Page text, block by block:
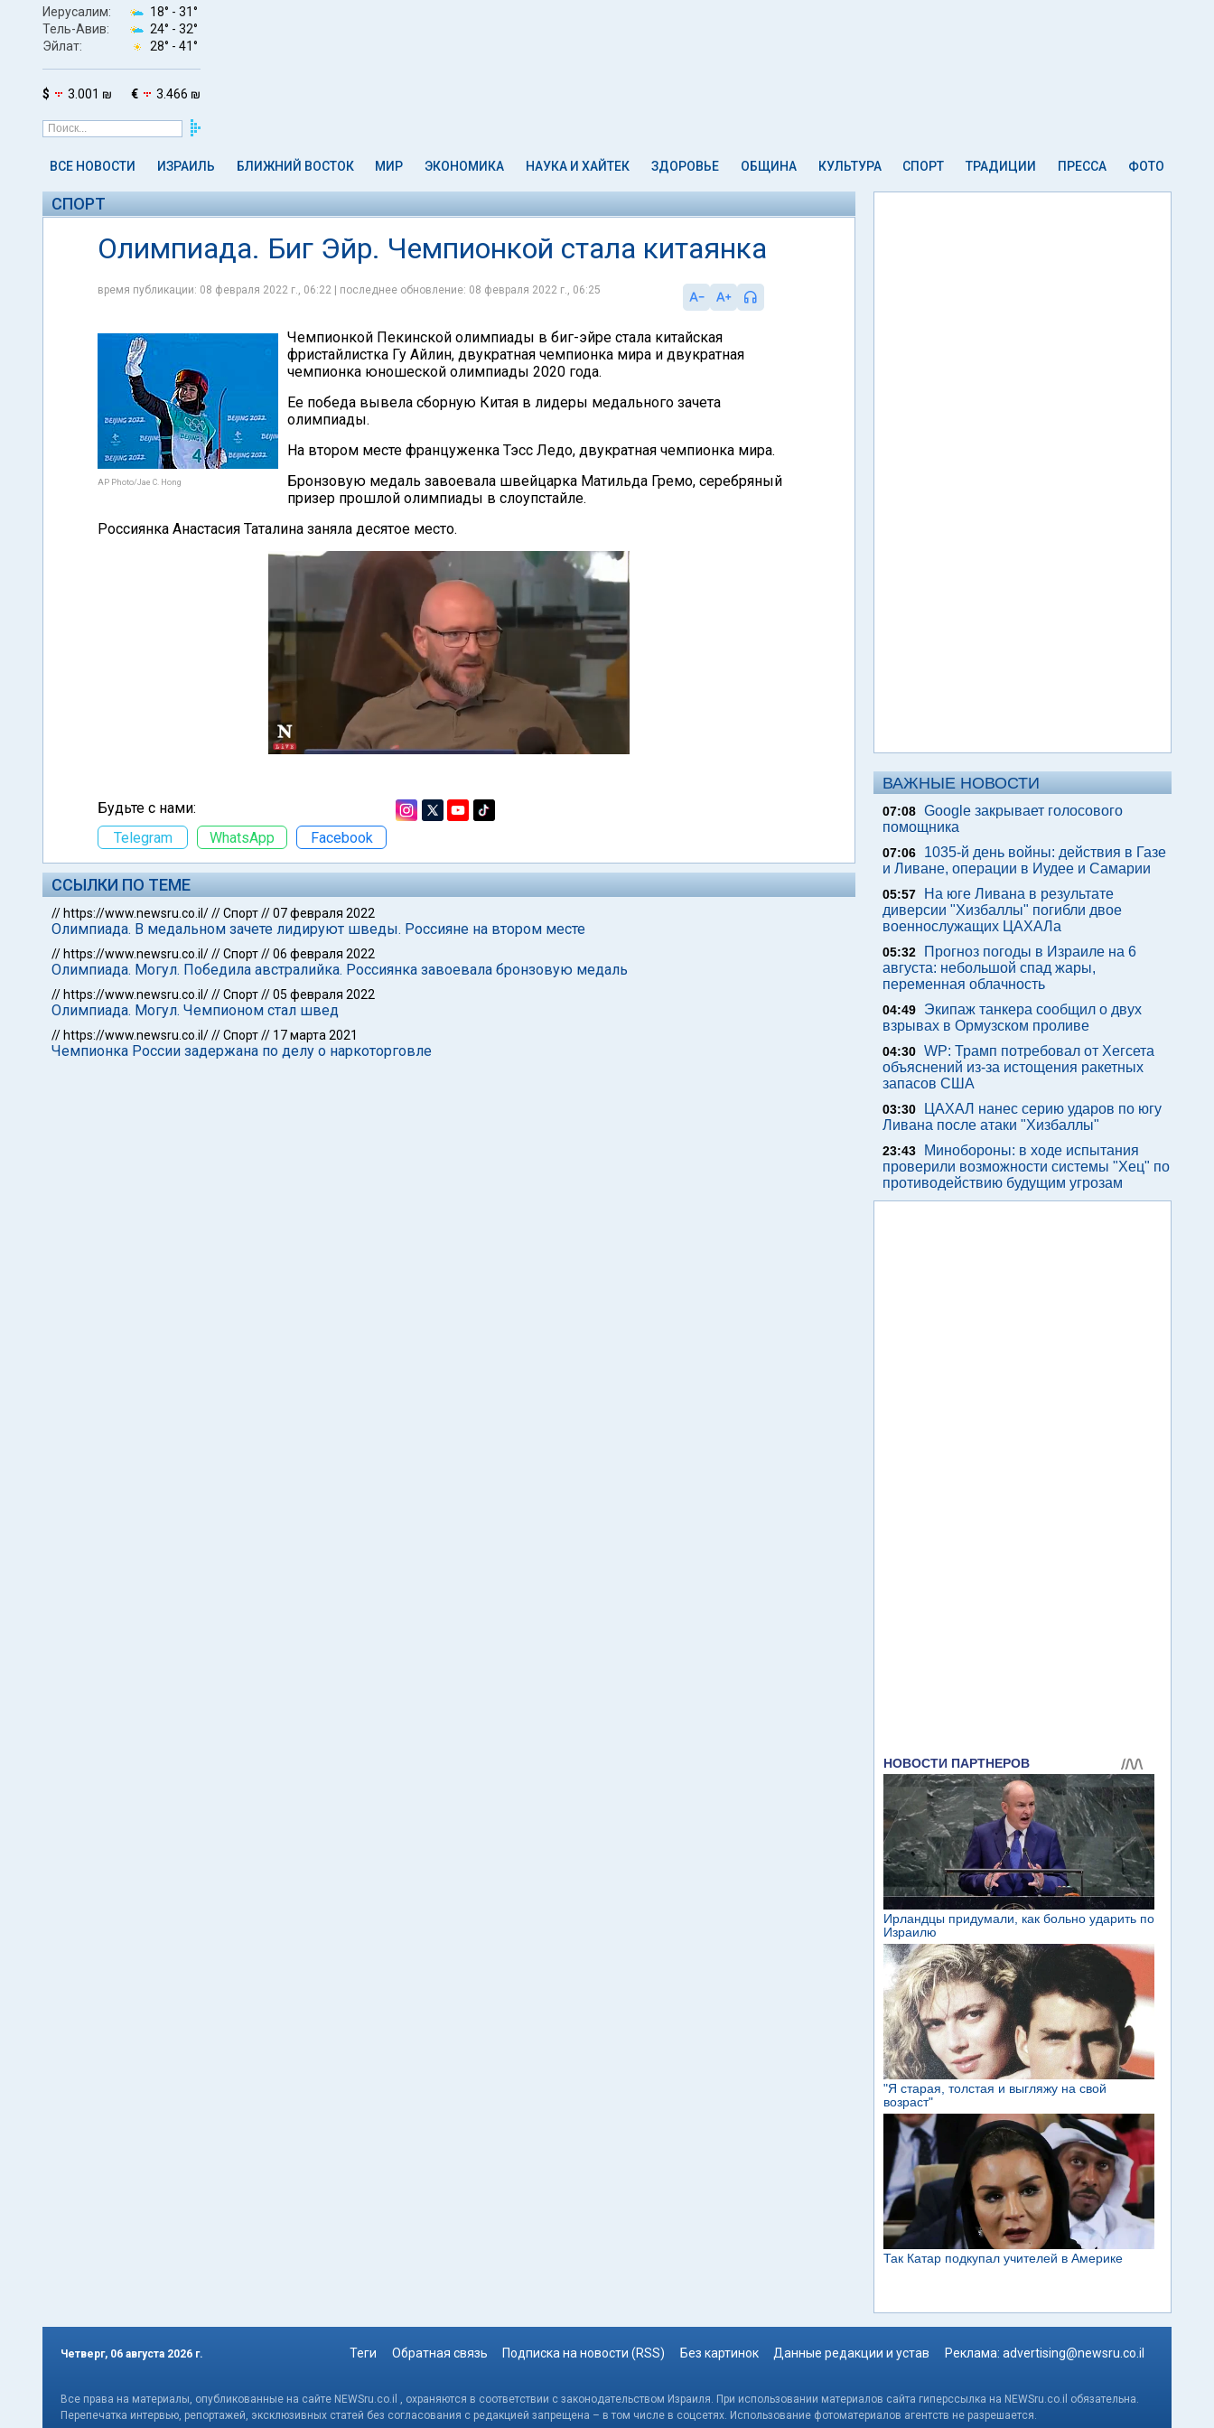
Иерусалим: 18° - 31°
Тель-Авив:
24° - 32°
Эйлат:
28° - 41°
$ 3.001 ₪ € 3.466 ₪
ВСЕ НОВОСТИ ИЗРАИЛЬ БЛИЖНИЙ ВОСТОК МИР ЭКОНОМИКА НАУКА И ХАЙТЕК ЗДОРОВЬЕ ОБЩИНА КУЛЬТУРА СПОРТ ТРАДИЦИИ ПРЕССА ФОТО
СПОРТ
Олимпиада. Биг Эйр. Чемпионкой стала китаянка
время публикации: 08 февраля 2022 г., 06:22 | последнее обновление: 08 февраля 2022 г., 06:25
AP Photo/Jae C. Hong
Чемпионкой Пекинской олимпиады в биг-эйре стала китайская
фристайлистка Гу Айлин, двукратная чемпионка мира и двукратная
чемпионка юношеской олимпиады 2020 года.
Ее победа вывела сборную Китая в лидеры медального зачета
олимпиады.
На втором месте француженка Тэсс Ледо, двукратная чемпионка мира.
Бронзовую медаль завоевала швейцарка Матильда Гремо, серебряный
призер прошлой олимпиады в слоупстайле.
Россиянка Анастасия Таталина заняла десятое место.
Будьте с нами:
Telegram
WhatsApp Facebook
ССЫЛКИ ПО ТЕМЕ
// https://www.newsru.co.il///Спорт//07 февраля 2022
Олимпиада. В медальном зачете лидируют шведы. Россияне на втором месте
// https://www.newsru.co.il///Спорт//06 февраля 2022
Олимпиада. Могул. Победила австралийка. Россиянка завоевала бронзовую медаль
// https://www.newsru.co.il///Спорт//05 февраля 2022
Олимпиада. Могул. Чемпионом стал швед
// https://www.newsru.co.il///Спорт// 17 марта 2021
Чемпионка России задержана по делу о наркоторговле
ВАЖНЫЕ НОВОСТИ
07:08 Google закрывает голосового
помощника
07:06
1035-й день войны: действия в Газе
и Ливане, операции в Иудее и Самарии
05:57
На юге Ливана в результате
диверсии "Хизбаллы" погибли двое
военнослужащих ЦАХАЛа
05:32
Прогноз погоды в Израиле на 6
августа: небольшой спад жары,
переменная облачность
04:49
Экипаж танкера сообщил о двух
взрывах в Ормузском проливе
04:30 WP: Трамп потребовал от Хегсета
объяснений из-за истощения ракетных
запасов США
03:30
ЦАХАЛ нанес серию ударов по югу
Ливана после атаки "Хизбаллы"
23:43
Минобороны: в ходе испытания
проверили возможности системы "Хец" по
противодействию будущим угрозам
Четверг, 06 августа 2026 г. Теги Обратная связь Подписка на новости (RSS) Без картинок Данные редакции и устав Реклама: advertising@newsru.co.il
Все права на материалы, опубликованные на сайте NEWSru.co.il , охраняются в соответствии с законодательством Израиля. При использовании материалов сайта гиперссылка на NEWSru.co.il обязательна.
Перепечатка интервью, репортажей, эксклюзивных статей без согласования с редакцией запрещена – в том числе в соцсетях. Использование фотоматериалов агентств не разрешается.